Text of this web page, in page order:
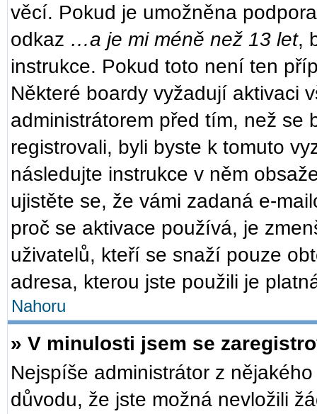
věcí. Pokud je umožněna
odkaz …a je mi méně než 13 let,
instrukce. Pokud toto není ten
Některé boardy vyžadují aktivaci
administrátorem před tím, než se
registrovali, byli byste k tomuto
následujte instrukce v něm
ujistěte se, že vámi zadaná e-
proč se aktivace používá, je
uživatelů, kteří se snaží pouze
adresa, kterou jste použili je
Nahoru
» V minulosti jsem se
Nejspíše administrátor z
důvodu, že jste možná nevložili